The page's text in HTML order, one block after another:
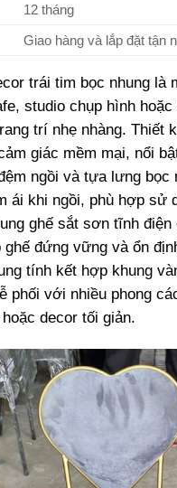
12 tháng
Giao hàng và lắp đặt tận
trái tim bọc nhung là
studio chụp hình
trí nhẹ nhàng. Thiết
giác mềm mại, nổi
ngồi và tựa lưng bọc
ái khi ngồi, phù hợp sử
ghế sắt sơn tĩnh
đứng vững và ổn
tính kết hợp khung
phối với nhiều phong
decor tối giản.